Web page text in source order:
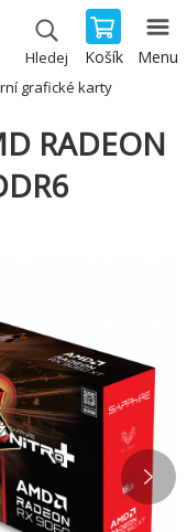
Hledej Košík Menu
grafické karty
RADEON